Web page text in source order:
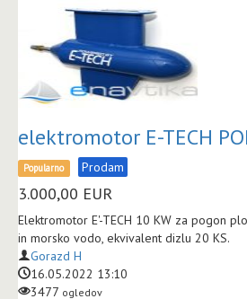
elektromotor E-TECH
Popularno Prodam
3.000,00 EUR
Elektromotor E'-TECH 10 KW za pogon
in morsko vodo, ekvivalent dizlu 20 KS.
Gorazd H
16.05.2022 13:10
3477 ogledov